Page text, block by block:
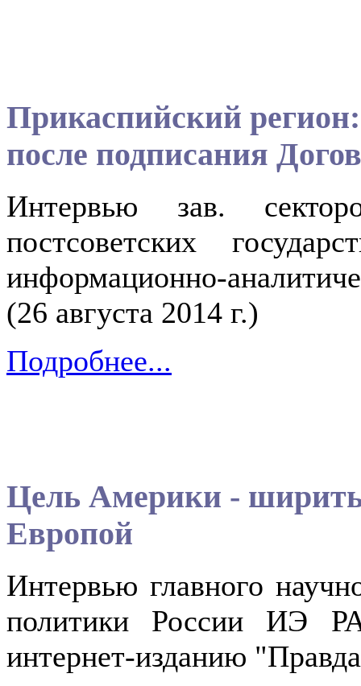
Прикаспийский
после подписания
Интервью зав.
постсоветских
информационно-
(26 августа 2014 г.)
Подробнее...
Цель Америки -
Европой
Интервью главного
политики России ИЭ
интернет-изданию